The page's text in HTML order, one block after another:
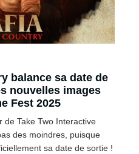
balance sa date de
nouvelles images
Fest 2025
de Take Two Interactive
des moindres, puisque
sa date de sortie !